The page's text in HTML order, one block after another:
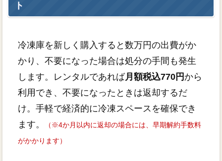
ト
冷凍庫を新しく購入すると数万円の出費がか
かり、不要になった場合は処分の手間も発生
します。レンタルであれば月額税込770円から
利用でき、不要になったときは返却するだ
け。手軽で経済的に冷凍スペースを確保でき
ます。
（※4か月以内に返却の場合には、早期解約手数料
がかかります）